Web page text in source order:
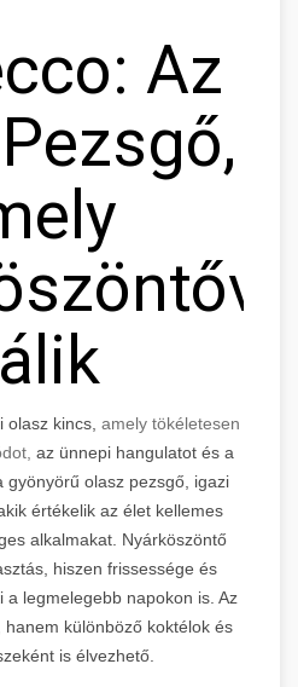
Az
olasz kincs, amely tökéletesen
az ünnepi hangulatot és a
gyönyörű olasz pezsgő, igazi
értékelik az élet kellemes
alkalmakat. Nyárköszöntő
hiszen frissessége és
legmelegebb napokon is. Az
különböző koktélok és
is élvezhető.